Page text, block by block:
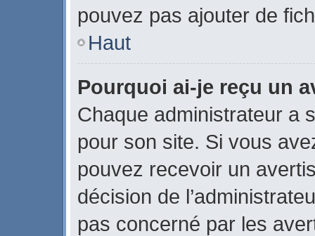
pouvez pas ajouter de
Haut
Pourquoi ai-je reçu un
Chaque administrateur a
pour son site. Si vous
pouvez recevoir un
décision de
pas concerné par les